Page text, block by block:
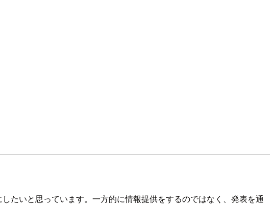
たいと思っています。一方的に情報提供をするのではなく、発表を通